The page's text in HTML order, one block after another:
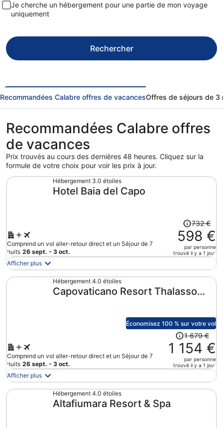
Je cherche un hébergement pour une partie de mon voyage
uniquement
Rechercher
Recommandées Calabre offres de vacancesOffres de séjours de 3
Recommandées Calabre offres
de vacances
Prix trouvés au cours des dernières 48 heures. Cliquez sur la
formule de votre choix pour voir les prix à jour.
Hébergement 3.0 étoiles
Hotel Baia del Capo
Comprend un vol aller-retour direct et un Séjour de 7
nuits 26 sept. - 3 oct.
Le
prix
était
de
Le
est
598 €
par
personne.
732 €
598 €
par personne
trouvé il y a 1 jour
Afficher plus
Hébergement 4.0 étoiles
Capovaticano Resort Thalasso
Économisez 100 % sur votre vol
Comprend un vol aller-retour direct et un Séjour de 7
nuits 26 sept. - 3 oct.
Le
prix
était
de
679 €.
prix
1 679 €
1 154 €
par personne
trouvé il y a 1 jour
Afficher plus
Hébergement 4.0 étoiles
Altafiumara Resort & Spa